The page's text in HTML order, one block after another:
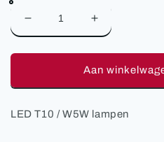
Aantal
verlagen
voor
W5W
Aantal
verhogen
voor
LED
W5W
Aan
LED T10 / W5W lampen